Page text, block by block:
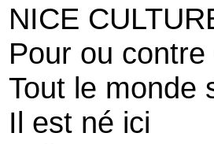
NICE
Pour ou
Tout le monde
Il est né ici